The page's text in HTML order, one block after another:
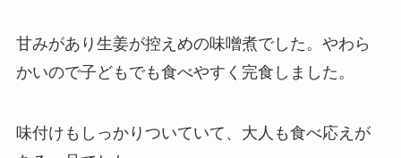
甘みがあり生姜が控えめの味噌煮でした。やわら
かいので子どもでも食べやすく完食しました。
味付けもしっかりついていて、大人も食べ応えが